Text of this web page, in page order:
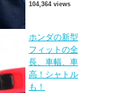
104,364 views
ホンダの新型
フィットの全
長、車幅、車
高！シャトル
も！